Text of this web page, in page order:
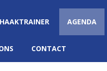
AGENDA
CONTACT